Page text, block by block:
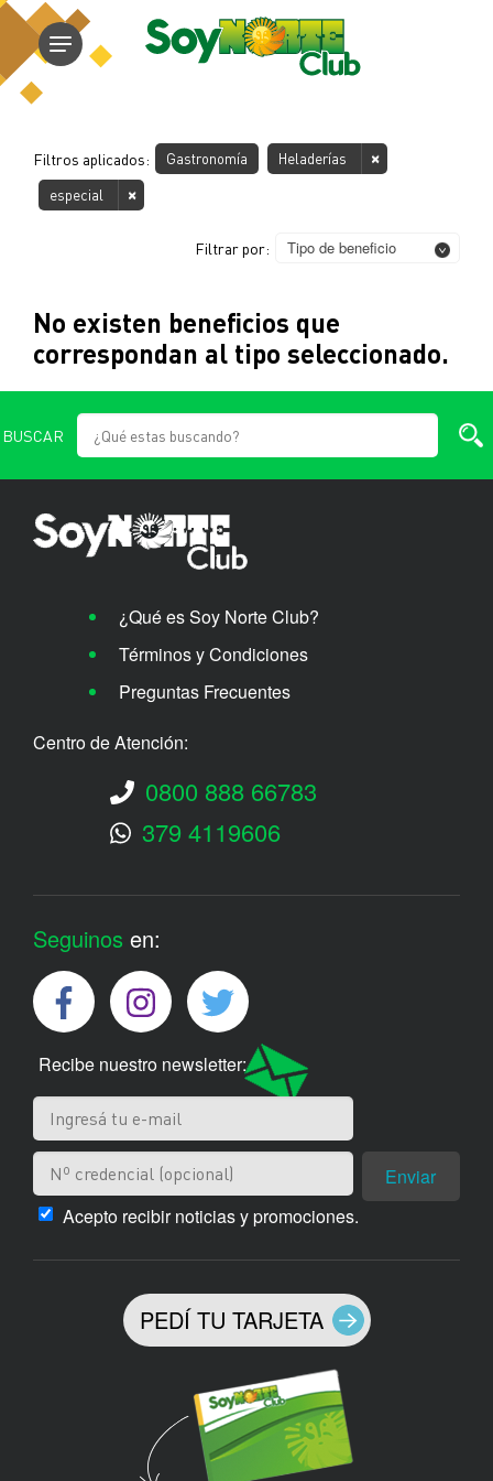
Filtros aplicados: Gastronomía
Heladerías
especial
Filtrar por: Tipo de beneficio
No existen beneficios que
correspondan al tipo seleccionado.
BUSCAR
¿Qué es Soy Norte Club?
Términos y Condiciones
Preguntas Frecuentes
Centro de Atención:
0800 888 66783
379 4119606
Seguinos en:
Recibe nuestro newsletter:
Enviar
Acepto recibir noticias y promociones.
PEDÍ TU TARJETA